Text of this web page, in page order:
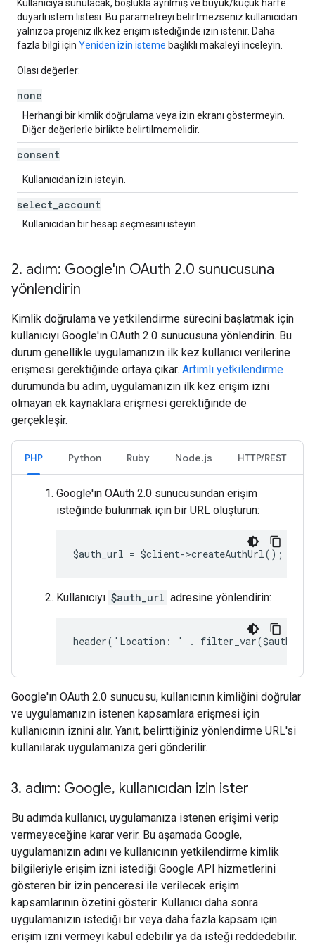
Kullanıcıya sunulacak, boşlukla ayrılmış ve büyük/küçük harfe
duyarlı istem listesi. Bu parametreyi belirtmezseniz kullanıcıdan
yalnızca projeniz ilk kez erişim istediğinde izin istenir. Daha
fazla bilgi için Yeniden izin isteme başlıklı makaleyi inceleyin.
Olası değerler:
none
Herhangi bir kimlik doğrulama veya izin ekranı göstermeyin.
Diğer değerlerle birlikte belirtilmemelidir.
consent
Kullanıcıdan izin isteyin.
select account
Kullanıcıdan bir hesap seçmesini isteyin.
2. adım: Google'ın OAuth 2.0 sunucusuna
yönlendirin
Kimlik doğrulama ve yetkilendirme sürecini başlatmak için
kullanıcıyı Google'ın OAuth 2.0 sunucusuna yönlendirin. Bu
durum genellikle uygulamanızın ilk kez kullanıcı verilerine
erişmesi gerektiğinde ortaya çıkar. Artımlı yetkilendirme
durumunda bu adım, uygulamanızın ilk kez erişim izni
olmayan ek kaynaklara erişmesi gerektiğinde de
gerçekleşir.
PHP Python Ruby Node.js HTTP/REST
Google'ın OAuth 2.0 sunucusundan erişim
isteğinde bulunmak için bir URL oluşturun:
$auth_url = $client->createAuthUrl();
Kullanıcıyı $auth_url adresine yönlendirin:
header('Location: ' . filter_var($auth_url,
Google'ın OAuth 2.0 sunucusu, kullanıcının kimliğini doğrular
ve uygulamanızın istenen kapsamlara erişmesi için
kullanıcının iznini alır. Yanıt, belirttiğiniz yönlendirme URL'si
kullanılarak uygulamanıza geri gönderilir.
3. adım: Google, kullanıcıdan izin ister
Bu adımda kullanıcı, uygulamanıza istenen erişimi verip
vermeyeceğine karar verir. Bu aşamada Google,
uygulamanızın adını ve kullanıcının yetkilendirme kimlik
bilgileriyle erişim izni istediği Google API hizmetlerini
gösteren bir izin penceresi ile verilecek erişim
kapsamlarının özetini gösterir. Kullanıcı daha sonra
uygulamanızın istediği bir veya daha fazla kapsam için
erişim izni vermeyi kabul edebilir ya da isteği reddedebilir.